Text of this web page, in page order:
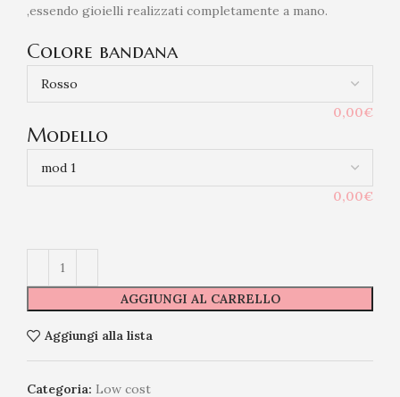
,essendo gioielli realizzati completamente a mano.
Colore bandana
0,00€
Modello
0,00€
AGGIUNGI AL CARRELLO
Aggiungi alla lista
Categoria: Low cost